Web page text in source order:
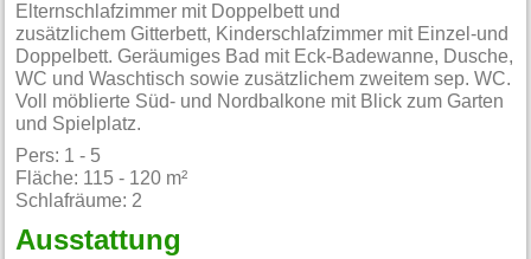
Elternschlafzimmer mit Doppelbett und
zusätzlichem Gitterbett, Kinderschlafzimmer mit Einzel-und
Doppelbett. Geräumiges Bad mit Eck-Badewanne, Dusche,
WC und Waschtisch sowie zusätzlichem zweitem sep. WC.
Voll möblierte Süd- und Nordbalkone mit Blick zum Garten
und Spielplatz.
Pers: 1 - 5
Fläche: 115 - 120 m²
Schlafräume: 2
Ausstattung